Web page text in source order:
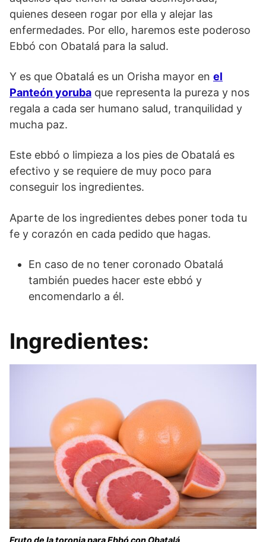
quienes deseen rogar por ella y alejar las
enfermedades. Por ello, haremos este poderoso
Ebbó con Obatalá para la salud.
Y es que Obatalá es un Orisha mayor en el
Panteón yoruba que representa la pureza y nos
regala a cada ser humano salud, tranquilidad y
mucha paz.
Este ebbó o limpieza a los pies de Obatalá es
efectivo y se requiere de muy poco para
conseguir los ingredientes.
Aparte de los ingredientes debes poner toda tu
fe y corazón en cada pedido que hagas.
En caso de no tener coronado Obatalá
también puedes hacer este ebbó y
encomendarlo a él.
Ingredientes:
Fruto de la toronja para Ebbó con Obatalá